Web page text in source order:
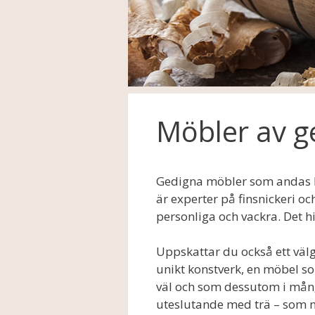
Möbler av
Gedigna möbler som
är experter på finsnickeri
personliga och vackra. Det
Uppskattar du också ett
unikt konstverk, en möbel
väl och som dessutom i
uteslutande med trä – som